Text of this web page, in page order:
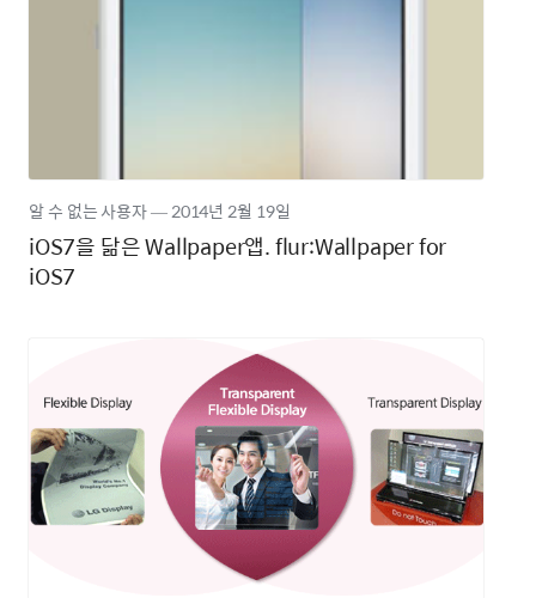
iOS7을 닮은 Wallpaper앱. flur:Wallpaper for
iOS7
알 수 없는 사용자―2014년2월 19일